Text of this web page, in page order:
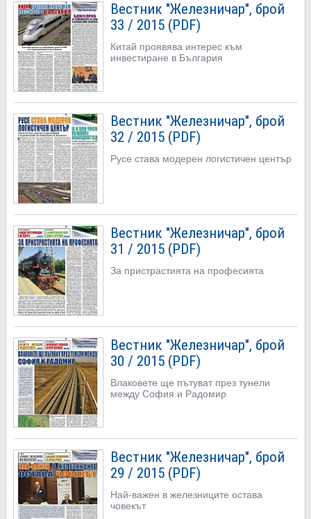
Вестник "Железничар", брой
33 / 2015 (PDF)
Китай проявява интерес към
инвестиране в България
Вестник "Железничар", брой
32 / 2015 (PDF)
Русе става модерен логистичен център
Вестник "Железничар", брой
31 / 2015 (PDF)
За пристрастията на професията
Вестник "Железничар", брой
30 / 2015 (PDF)
Влаковете ще пътуват през тунели
между София и Радомир
Вестник "Железничар", брой
29 / 2015 (PDF)
Най-важен в железниците остава
човекът